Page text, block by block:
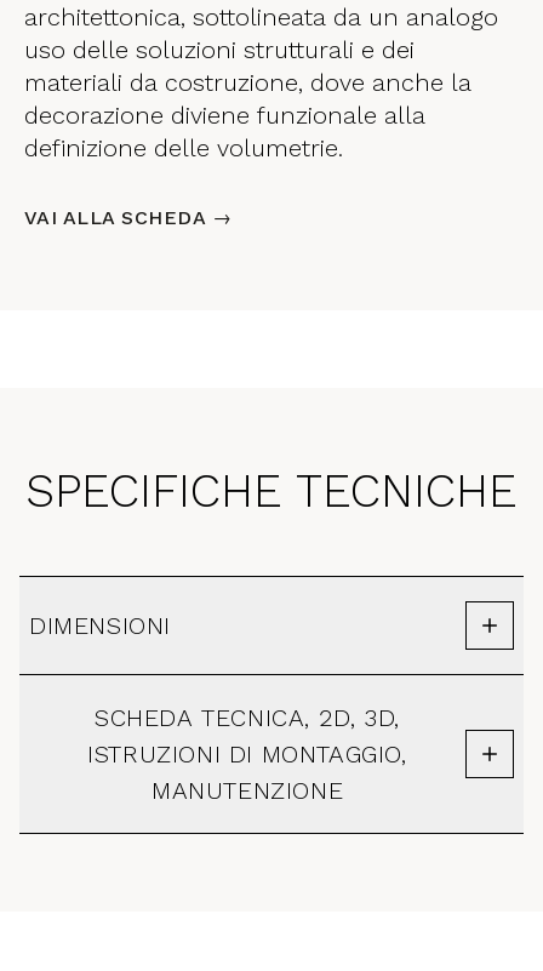
architettonica, sottolineata da un analogo
uso delle soluzioni strutturali e dei
materiali da costruzione, dove anche la
decorazione diviene funzionale alla
definizione delle volumetrie.
VAI ALLA SCHEDA →
SPECIFICHE TECNICHE
DIMENSIONI
SCHEDA TECNICA, 2D, 3D,
ISTRUZIONI DI MONTAGGIO,
MANUTENZIONE